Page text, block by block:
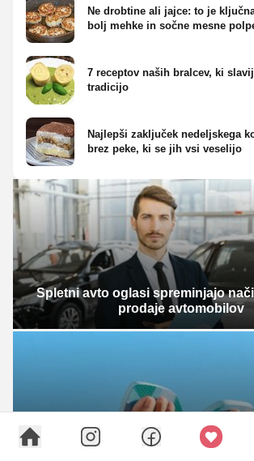
Ne drobtine ali jajce: to je
bolj mehke in sočne mesne
7 receptov naših bralcev, ki
tradicijo
Najlepši zaključek nedeljskega
brez peke, ki se jih vsi veselijo
Spletni avto oglasi spreminjajo
prodaje avtomobilov
Havaianas japonke: zakaj jih